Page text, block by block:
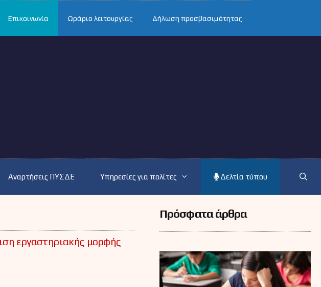
Επικοινωνία Ωράριο λειτουργίας Δήλωση προσβασιμότητας
Αναρτήσεις ΠΥΣΔΕ Υπηρεσίες για πολίτες Δελτία τύπου
εργαστηριακής μορφής
Πρόσφατα άρθρα